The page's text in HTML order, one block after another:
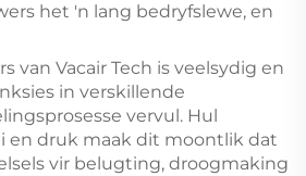
het 'n lang bedryfslewe, en
van Vacair Tech is veelsydig en
in verskillende
vervul. Hul
en druk maak dit moontlik dat
vir belugting, droogmaking